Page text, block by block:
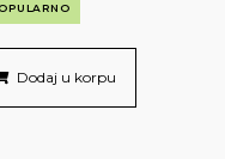
Dodaj u korpu